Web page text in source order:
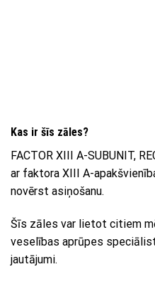
Kas ir šīs zāles?
FACTOR XIII A-SUBUNIT,
ar faktora XIII A-
novērst asiņošanu.
Šīs zāles var lietot citiem
veselības aprūpes
jautājumi.